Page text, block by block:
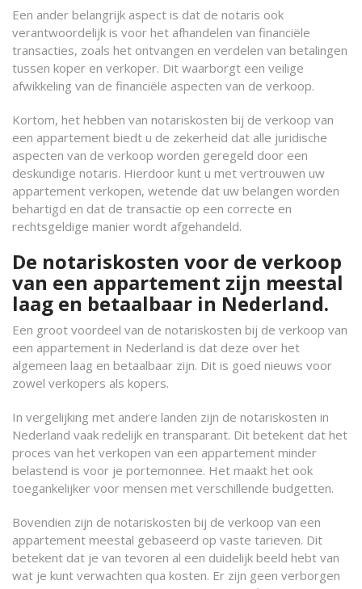
Een ander belangrijk aspect is dat de notaris ook
verantwoordelijk is voor het afhandelen van financiële
transacties, zoals het ontvangen en verdelen van betalingen
tussen koper en verkoper. Dit waarborgt een veilige
afwikkeling van de financiële aspecten van de verkoop.
Kortom, het hebben van notariskosten bij de verkoop van
een appartement biedt u de zekerheid dat alle juridische
aspecten van de verkoop worden geregeld door een
deskundige notaris. Hierdoor kunt u met vertrouwen uw
appartement verkopen, wetende dat uw belangen worden
behartigd en dat de transactie op een correcte en
rechtsgeldige manier wordt afgehandeld.
De notariskosten voor de verkoop
van een appartement zijn meestal
laag en betaalbaar in Nederland.
Een groot voordeel van de notariskosten bij de verkoop van
een appartement in Nederland is dat deze over het
algemeen laag en betaalbaar zijn. Dit is goed nieuws voor
zowel verkopers als kopers.
In vergelijking met andere landen zijn de notariskosten in
Nederland vaak redelijk en transparant. Dit betekent dat het
proces van het verkopen van een appartement minder
belastend is voor je portemonnee. Het maakt het ook
toegankelijker voor mensen met verschillende budgetten.
Bovendien zijn de notariskosten bij de verkoop van een
appartement meestal gebaseerd op vaste tarieven. Dit
betekent dat je van tevoren al een duidelijk beeld hebt van
wat je kunt verwachten qua kosten. Er zijn geen verborgen